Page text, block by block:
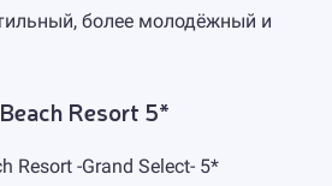
более молодёжный и
Resort 5*
Resort -Grand Select- 5*